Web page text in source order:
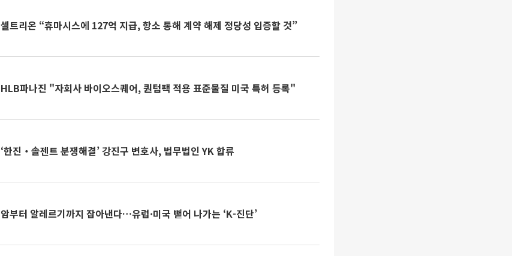
셀트리온 “휴마시스에 127억 지급, 항소 통해 계약 해제 정당성 입증할 것”
HLB파나진 "자회사 바이오스퀘어, 퀀텀팩 적용 표준물질 미국 특허 등록"
‘한진‧솔젠트 분쟁해결’ 강진구 변호사, 법무법인 YK 합류
암부터 알레르기까지 잡아낸다…유럽·미국 뻗어 나가는 ‘K-진단’